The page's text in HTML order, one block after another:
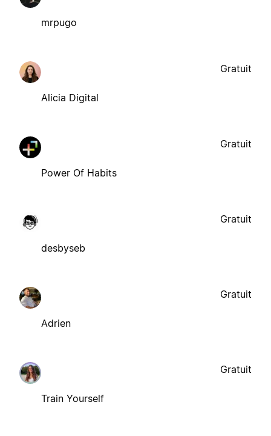
mrpugo
Alicia Digital
Gratuit
Power Of Habits
Gratuit
desbyseb
Gratuit
Adrien
Gratuit
Train Yourself
Gratuit